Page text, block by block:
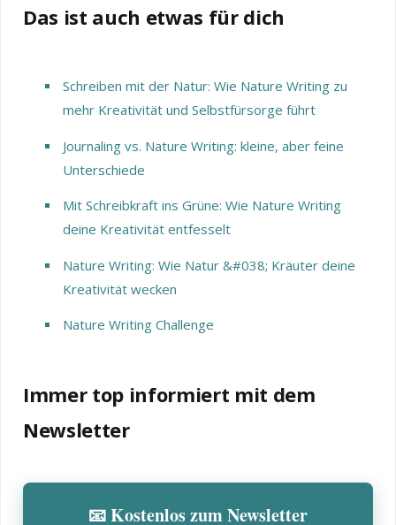
Das ist auch etwas für dich
Schreiben mit der Natur: Wie Nature Writing zu
mehr Kreativität und Selbstfürsorge führt
Journaling vs. Nature Writing: kleine, aber feine
Unterschiede
Mit Schreibkraft ins Grüne: Wie Nature Writing
deine Kreativität entfesselt
Nature Writing: Wie Natur &#038; Kräuter deine
Kreativität wecken
Nature Writing Challenge
Immer top informiert mit dem
Newsletter
📧 Kostenlos zum Newsletter